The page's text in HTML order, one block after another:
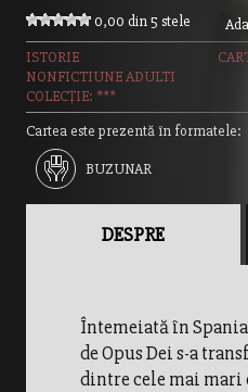
0,00 din 5 stele
ISTORIE
NONFICTIUNE ADULTI
COLECȚIE: ***
Cartea este prezentă în formatele:
BUZUNAR
DESPRE
Întemeiată în
de Opus Dei s-a
dintre cele mai mari